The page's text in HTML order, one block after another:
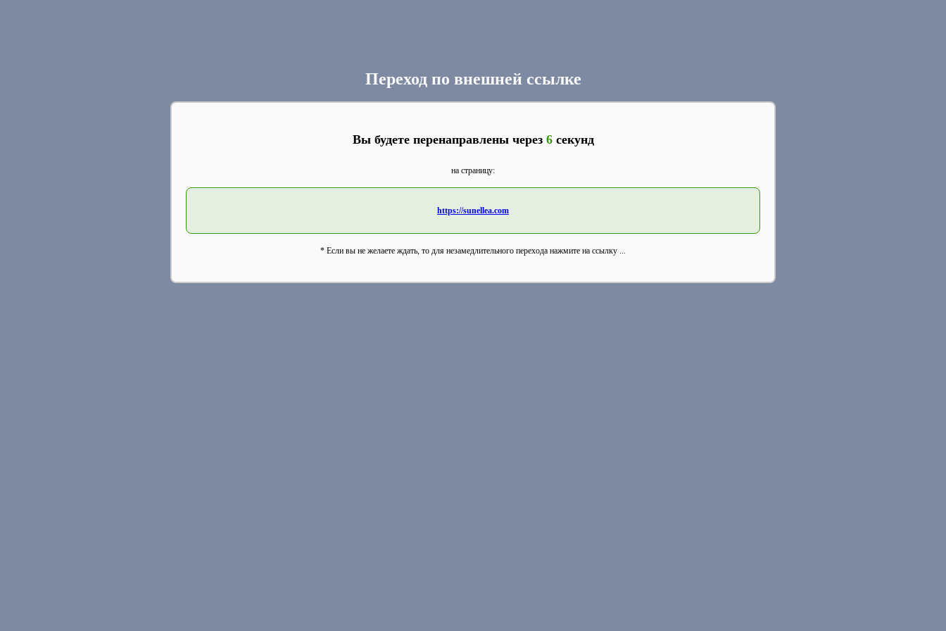
Переход по внешней ссылке
Вы будете перенаправлены через 6секунд
на страницу:
https://sunellea.com
* Если вы не желаете ждать, то для незамедлительного перехода нажмите на ссылку ...